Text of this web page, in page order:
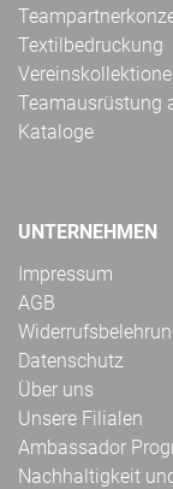
Textilbedruckung
Teamausrüstung
Kataloge
UNTERNEHMEN
Impressum
AGB
Datenschutz
Über uns
Unsere Filialen
Ambassador
Nachhaltigkeit